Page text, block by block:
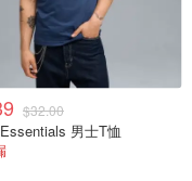
$32.00
男士T恤